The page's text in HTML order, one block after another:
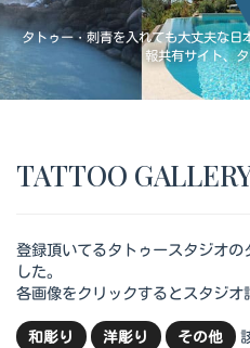
タトゥー・刺青を入れても大丈夫な
報共有サイト、
TATTOO
登録頂いてるタトゥースタジオ
した。
各画像をクリックするとスタジオ
和彫り 洋彫り その他